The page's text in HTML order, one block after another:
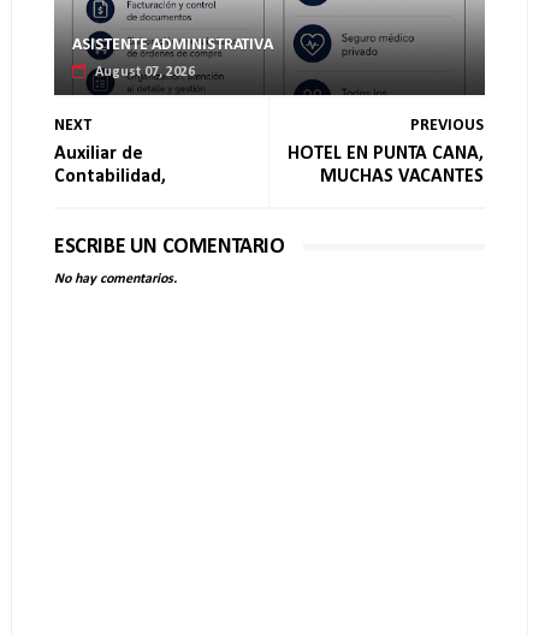
ASISTENTE ADMINISTRATIVA
August 07, 2026
NEXT
Auxiliar de
Contabilidad,
PREVIOUS
HOTEL EN PUNTA CANA,
MUCHAS VACANTES
ESCRIBE UN COMENTARIO
No hay comentarios.